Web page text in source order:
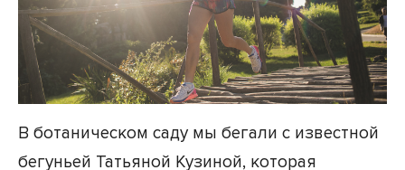
В ботаническом саду мы бегали с известной
бегуньей Татьяной Кузиной, которая